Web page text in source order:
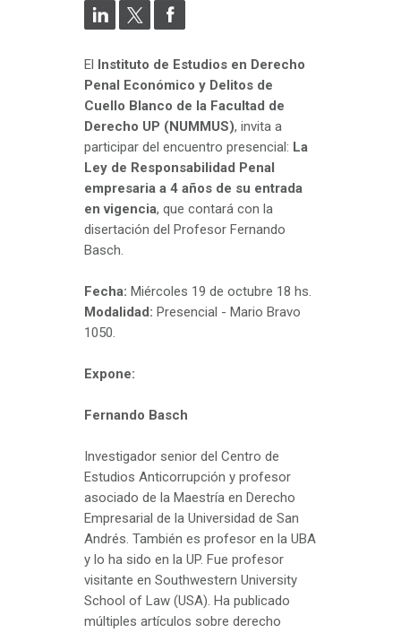
El Instituto de Estudios en Derecho
Penal Económico y Delitos de
Cuello Blanco de la Facultad de
Derecho UP (NUMMUS), invita a
participar del encuentro presencial: La
Ley de Responsabilidad Penal
empresaria a 4 años de su entrada
en vigencia, que contará con la
disertación del Profesor Fernando
Basch.
Fecha: Miércoles 19 de octubre 18 hs.
Modalidad: Presencial - Mario Bravo
1050.
Expone:
Fernando Basch
Investigador senior del Centro de
Estudios Anticorrupción y profesor
asociado de la Maestría en Derecho
Empresarial de la Universidad de San
Andrés. También es profesor en la UBA
y lo ha sido en la UP. Fue profesor
visitante en Southwestern University
School of Law (USA). Ha publicado
múltiples artículos sobre derecho